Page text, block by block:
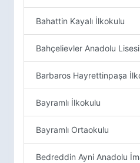
Bahattin Kayalı İlkokulu
Bahçelievler Anadolu Lisesi
Barbaros Hayrettinpaşa
Bayramlı İlkokulu
Bayramlı Ortaokulu
Bedreddin Ayni Anadolu